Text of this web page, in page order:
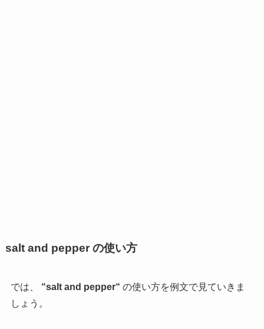
salt and pepper の使い方
では、 “salt and pepper“ の使い方を例文で見ていきま
しょう。